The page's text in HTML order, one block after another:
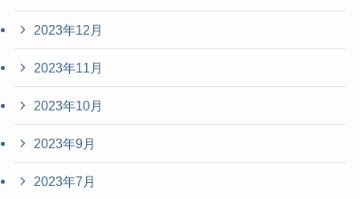
2023年12月
2023年11月
2023年10月
2023年9月
2023年7月